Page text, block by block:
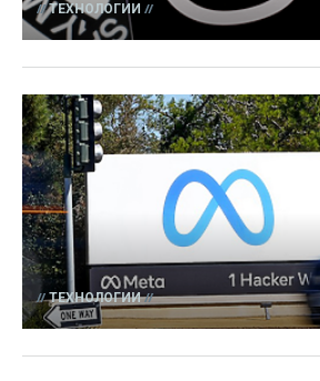
ТЕХНОЛОГИИ
ТЕХНОЛОГИИ